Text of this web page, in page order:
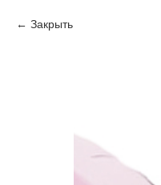
Закрыть